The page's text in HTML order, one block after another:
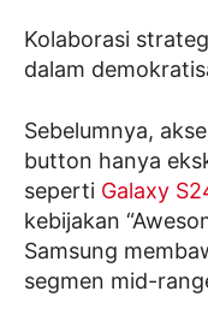
Kolaborasi
dalam
Sebelumnya,
button hanya
seperti Galaxy
kebijakan
Samsung
segmen mid-